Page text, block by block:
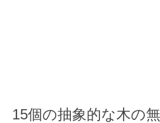
15個の抽象的な木の